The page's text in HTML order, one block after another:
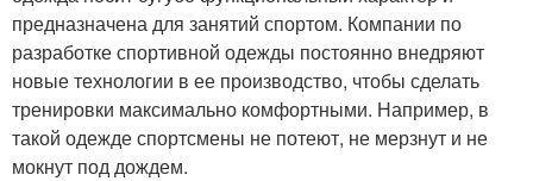
предназначена для занятий спортом. Компании по
разработке спортивной одежды постоянно внедряют
новые технологии в ее производство, чтобы сделать
тренировки максимально комфортными. Например, в
такой одежде спортсмены не потеют, не мерзнут и не
мокнут под дождем.